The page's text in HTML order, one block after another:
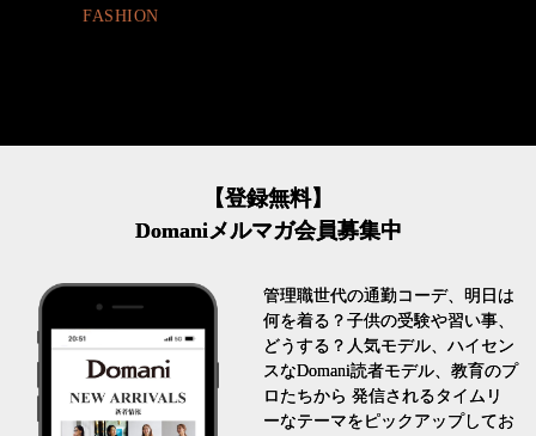
FASHION
【登録無料】
Domaniメルマガ会員募集中
管理職世代の通勤コーデ、明日は
何を着る？子供の受験や習い事、
どうする？人気モデル、ハイセン
スなDomani読者モデル、教育のプ
ロたちから 発信されるタイムリ
ーなテーマをピックアップしてお